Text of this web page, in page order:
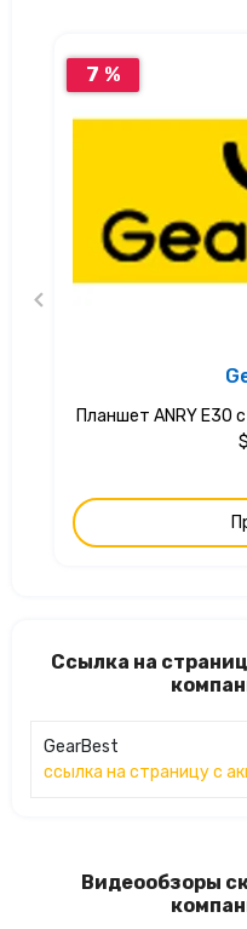
7 %
Планшет ANRY E30
Ссылка на
GearBest
ссылка на страницу с
Видеообзоры